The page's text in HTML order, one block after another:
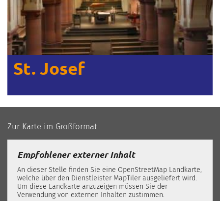
St. Paulus
Zur Karte im Großformat
Empfohlener externer Inhalt
An dieser Stelle finden Sie eine OpenStreetMap Landkarte,
welche über den Dienstleister MapTiler ausgeliefert wird.
Um diese Landkarte anzuzeigen müssen Sie der
Verwendung von externen Inhalten zustimmen.